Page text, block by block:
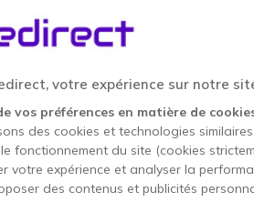
la santé, ou le
performance et enrichissent
votre expérience sur notre
vos préférences en matière de
des cookies et technologies
fonctionnement du site (cookies
votre expérience et analyser la
des contenus et publicités